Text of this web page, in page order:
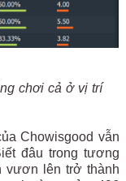
chơi cả ở vị trí
Chowisgood vẫn
đâu trong tương
vươn lên trở thành